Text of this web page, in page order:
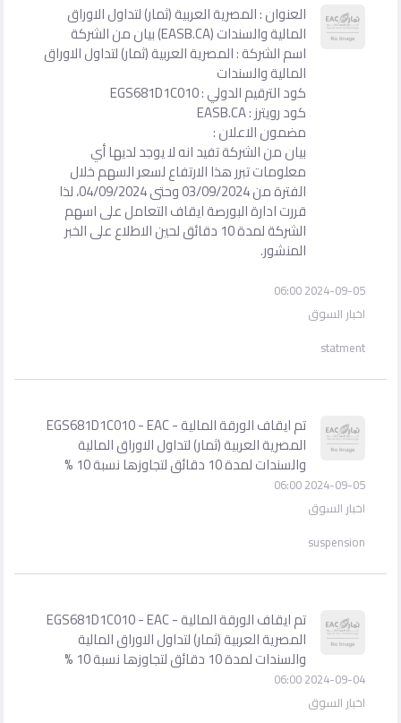
العنوان : المصرية العربية (ثمار) لتداول الاوراق
المالية والسندات (EASB.CA) بيان من الشركة
اسم الشركة : المصرية العربية (ثمار) لتداول الاوراق
المالية والسندات
كود الترقيم الدولي : EGS681D1C010
كود رويترز : EASB.CA
مضمون الاعلان :
بيان من الشركة تفيد انه لا يوجد لديها أي
معلومات تبرر هذا الارتفاع لسعر السهم خلال
الفترة من 03/09/2024 وحتى 04/09/2024، لذا
قررت ادارة البورصة ايقاف التعامل على اسهم
الشركة لمدة 10 دقائق لحين الاطلاع على الخبر
المنشور.
2024-09-05 06:00
اخبار السوق
statment
تم ايقاف الورقة المالية - EGS681D1C010 - EAC
المصرية العربية (ثمار) لتداول الاوراق المالية
والسندات لمدة 10 دقائق لتجاوزها نسبة 10 %
2024-09-05 06:00
اخبار السوق
suspension
تم ايقاف الورقة المالية - EGS681D1C010 - EAC
المصرية العربية (ثمار) لتداول الاوراق المالية
والسندات لمدة 10 دقائق لتجاوزها نسبة 10 %
2024-09-04 06:00
اخبار السوق